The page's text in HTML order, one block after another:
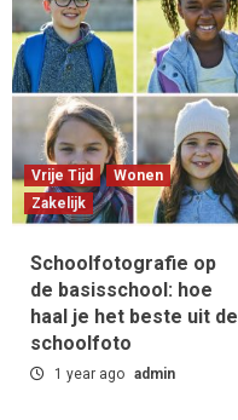
Vrije Tijd
Wonen
Zakelijk
Schoolfotografie op
de basisschool: hoe
haal je het beste uit de
schoolfoto
1 year ago admin